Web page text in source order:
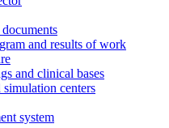
and results of work
and clinical bases
centers
system